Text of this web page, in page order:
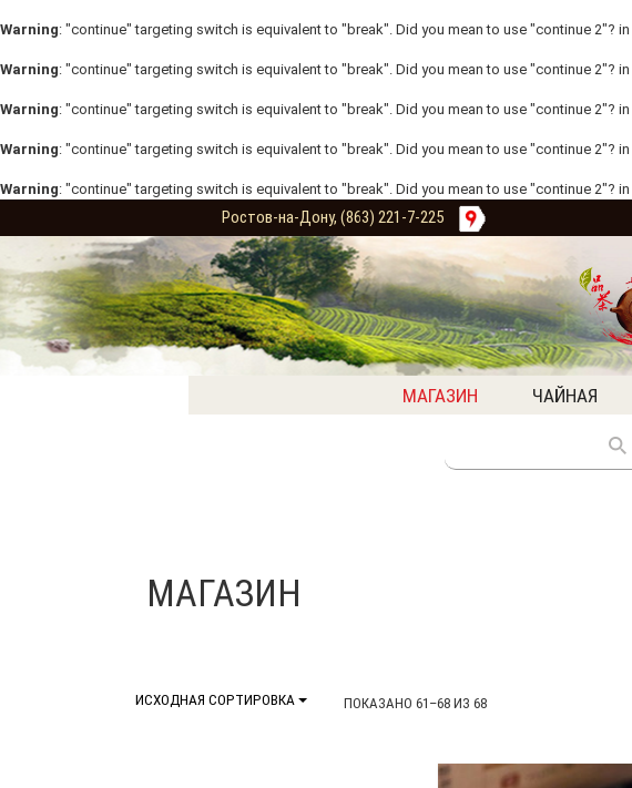
Warning: "continue" targeting switch is equivalent to "break". Did you mean to use "continue 2"? in
Warning: "continue" targeting switch is equivalent to "break". Did you mean to use "continue 2"? in
Warning: "continue" targeting switch is equivalent to "break". Did you mean to use "continue 2"? in
Warning: "continue" targeting switch is equivalent to "break". Did you mean to use "continue 2"? in
Warning: "continue" targeting switch is equivalent to "break". Did you mean to use "continue 2"? in
Ростов-на-Дону, (863) 221-7-225
МАГАЗИН ЧАЙНАЯ
МАГАЗИН
ИСХОДНАЯ СОРТИРОВКА ПОКАЗАНО 61–68 ИЗ 68